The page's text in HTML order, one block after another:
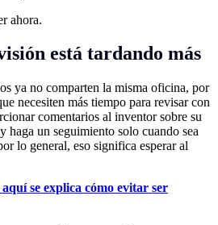
ahora.
está tardando más
ya no comparten la misma oficina, por
necesiten más tiempo para revisar con
comentarios al inventor sobre su
haga un seguimiento solo cuando sea
lo general, eso significa esperar al
se explica cómo evitar ser